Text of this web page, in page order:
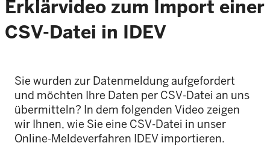
Erklärvideo zum Import einer
CSV-Datei in IDEV
Sie wurden zur Datenmeldung aufgefordert
und möchten Ihre Daten per CSV-Datei an uns
übermitteln? In dem folgenden Video zeigen
wir Ihnen, wie Sie eine CSV-Datei in unser
Online-Meldeverfahren IDEV importieren.